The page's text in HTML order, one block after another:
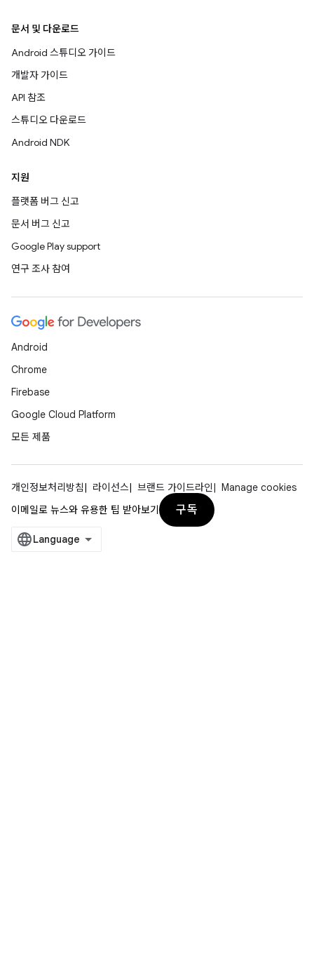
문서 및 다운로드
Android 스튜디오 가이드
개발자 가이드
API 참조
스튜디오 다운로드
Android NDK
지원
플랫폼 버그 신고
문서 버그 신고
Google Play support
연구 조사 참여
Android
Chrome
Firebase
Google Cloud Platform
모든 제품
개인정보처리방침 라이선스 브랜드 가이드라인
Manage cookies
이메일로 뉴스와 유용한 팁 받아보기
구독